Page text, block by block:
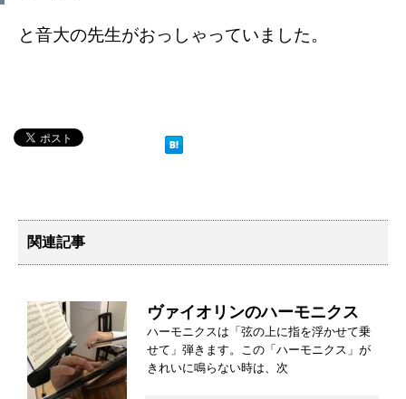
と音大の先生がおっしゃっていました。
関連記事
ヴァイオリンのハーモニクス
ハーモニクスは「弦の上に指を浮かせて乗
せて」弾きます。この「ハーモニクス」が
きれいに鳴らない時は、次